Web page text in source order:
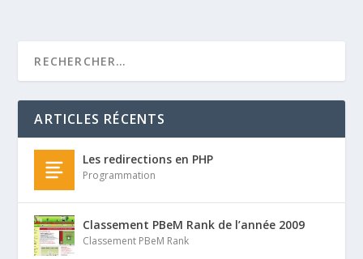
ARTICLES RÉCENTS
Les redirections en PHP
Programmation
Classement PBeM Rank de l’année 2009
Classement PBeM Rank